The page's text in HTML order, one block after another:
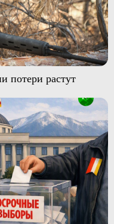
потери растут